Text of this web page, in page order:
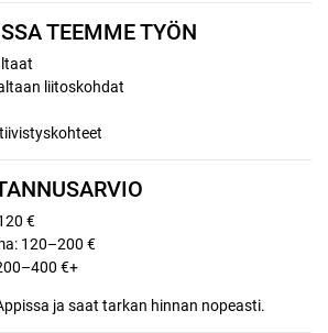
TEEMME TYÖN
liitoskohdat
€
120–200 €
€+
ja saat tarkan hinnan nopeasti.